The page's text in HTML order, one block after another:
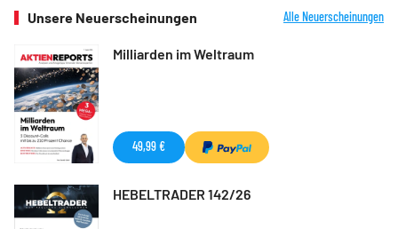
Unsere Neuerscheinungen Alle Neuerscheinungen
Milliarden im Weltraum
49,99 €
HEBELTRADER 142/26